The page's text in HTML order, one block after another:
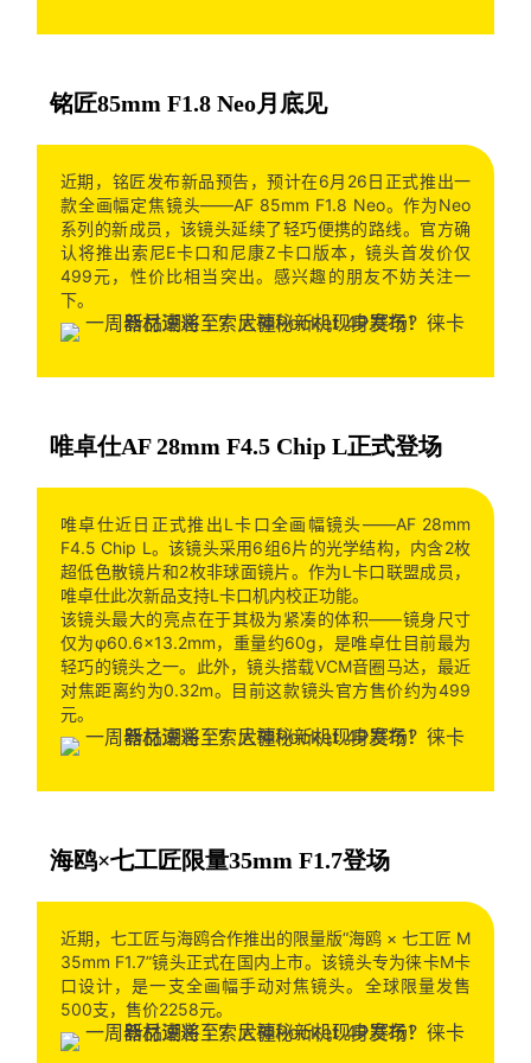
铭匠85mm F1.8 Neo月底见
近期，铭匠发布新品预告，预计在6月26日正式推出一
款全画幅定焦镜头——AF 85mm F1.8 Neo。作为Neo
系列的新成员，该镜头延续了轻巧便携的路线。官方确
认将推出索尼E卡口和尼康Z卡口版本，镜头首发价仅
499元，性价比相当突出。感兴趣的朋友不妨关注一
下。
唯卓仕AF 28mm F4.5 Chip L正式登场
唯卓仕近日正式推出L卡口全画幅镜头——AF 28mm
F4.5 Chip L。该镜头采用6组6片的光学结构，内含2枚
超低色散镜片和2枚非球面镜片。作为L卡口联盟成员，
唯卓仕此次新品支持L卡口机内校正功能。
该镜头最大的亮点在于其极为紧凑的体积——镜身尺寸
仅为φ60.6×13.2mm，重量约60g，是唯卓仕目前最为
轻巧的镜头之一。此外，镜头搭载VCM音圈马达，最近
对焦距离约为0.32m。目前这款镜头官方售价约为499
元。
海鸥×七工匠限量35mm F1.7登场
近期，七工匠与海鸥合作推出的限量版“海鸥 × 七工匠 M
35mm F1.7”镜头正式在国内上市。该镜头专为徕卡M卡
口设计，是一支全画幅手动对焦镜头。全球限量发售
500支，售价2258元。